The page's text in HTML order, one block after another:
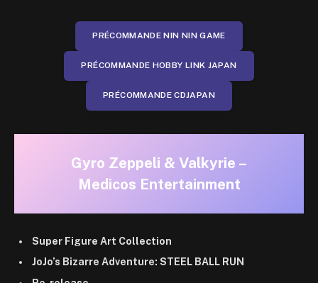
PRÉCOMMANDE NIN NIN GAME
PRÉCOMMANDE HOBBY LINK JAPAN
PRÉCOMMANDE CDJAPAN
Gyro Zeppeli & Valkyrie –
Medicos Entertainment
Super Figure Art Collection
JoJo’s Bizarre Adventure: STEEL BALL RUN